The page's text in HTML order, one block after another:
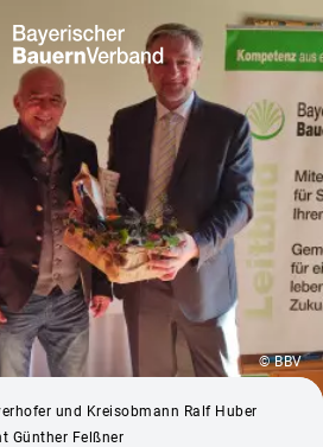
© BBV
und Kreisobmann Ralf Huber
Günther Felßner